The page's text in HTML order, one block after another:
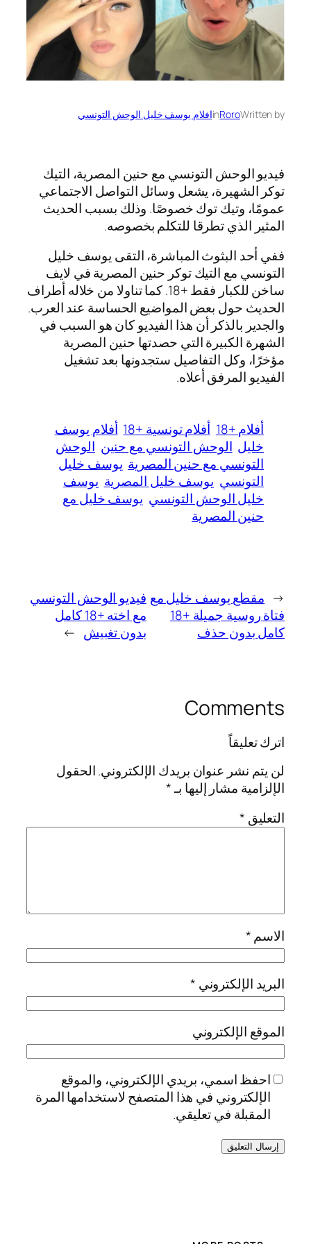
Written by
Roro
inافلام يوسف خليل الوحش التونسي
فيديو الوحش التونسي مع حنين المصرية، التيك
توكر الشهيرة، يشعل وسائل التواصل الاجتماعي
عمومًا، وتيك توك خصوصًا. وذلك بسبب الحديث
المثير الذي تطرقا للتكلم بخصوصه.
ففي أحد البثوث المباشرة، التقى يوسف خليل
التونسي مع التيك توكر حنين المصرية في لايف
ساخن للكبار فقط +18. كما تناولا من خلاله أطراف
الحديث حول بعض المواضيع الحساسة عند العرب.
والجدير بالذكر أن هذا الفيديو كان هو السبب في
الشهرة الكبيرة التي حصدتها حنين المصرية
مؤخرًا، وكل التفاصيل ستجدونها بعد تشغيل
الفيديو المرفق أعلاه.
أفلام +18 أفلام تونسية +18
أفلام يوسف
خليل الوحش التونسي مع حنين الوحش
التونسي مع حنين المصرية يوسف خليل
التونسي يوسف خليل المصرية يوسف
خليل الوحش التونسي يوسف خليل مع
حنين المصرية
← مقطع يوسف خليل مع
فتاة روسية جميلة +18
كامل بدون حذف
فيديو الوحش التونسي
مع اخته +18 كامل
بدون تغبيش →
Comments
اترك تعليقاً
لن يتم نشر عنوان بريدك الإلكتروني.الحقول
الإلزامية مشار إليها بـ*
التعليق *
الاسم*
البريد الإلكتروني *
الموقع الإلكتروني
احفظ اسمي، بريدي الإلكتروني، والموقع
الإلكتروني في هذا المتصفح لاستخدامها المرة
المقبلة في تعليقي.